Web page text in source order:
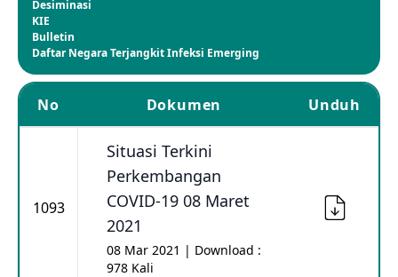
Desiminasi
KIE
Bulletin
Daftar Negara Terjangkit Infeksi Emerging
No Dokumen Unduh
1093
Situasi Terkini
Perkembangan
COVID-19 08 Maret
2021
08 Mar 2021 | Download :
978 Kali